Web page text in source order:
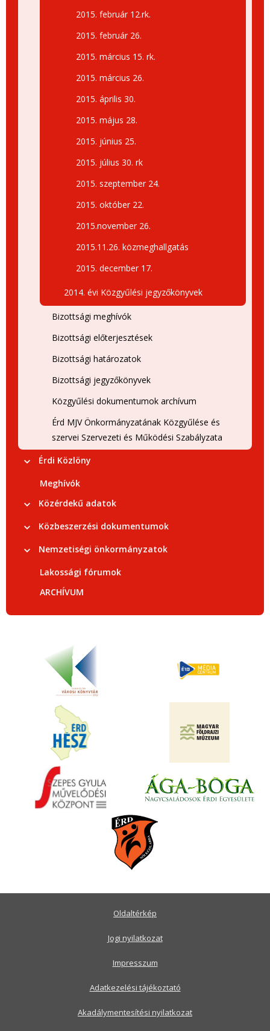
2015. február 12.rk.
2015. február 26.
2015. március 15. rk.
2015. március 26.
2015. április 30.
2015. május 28.
2015. június 25.
2015. július 30. rk
2015. szeptember 24.
2015. október 22.
2015.november 26.
2015.11.26. közmeghallgatás
2015. december 17.
2014. évi Közgyűlési jegyzőkönyvek
Bizottsági meghívók
Bizottsági előterjesztések
Bizottsági határozatok
Bizottsági jegyzőkönyvek
Közgyűlési dokumentumok archívum
Érd MJV Önkormányzatának Közgyűlése és
szervei Szervezeti és Működési Szabályzata
Érdi Közlöny
Meghívók
Közérdekű adatok
Közbeszerzési dokumentumok
Nemzetiségi önkormányzatok
Lakossági fórumok
ARCHÍVUM
Oldaltérkép
Jogi nyilatkozat
Impresszum
Adatkezelési tájékoztató
Akadálymentesítési nyilatkozat